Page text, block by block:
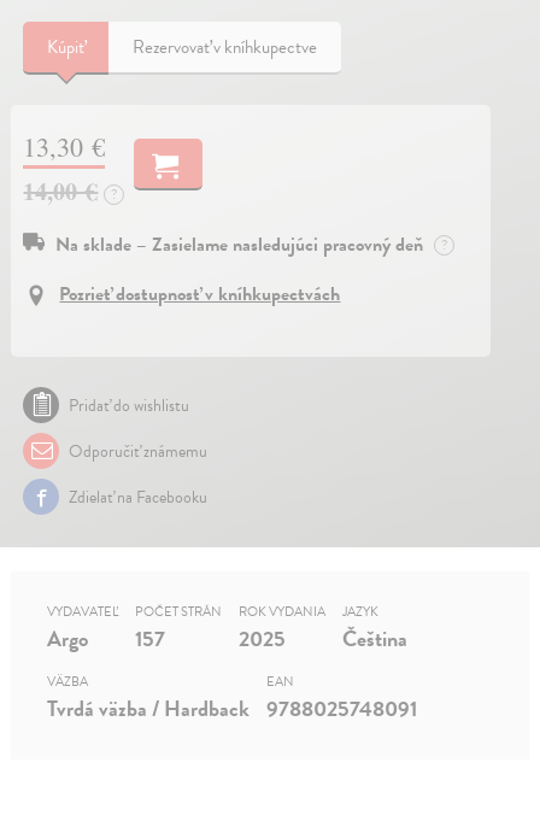
Kúpiť Rezervovať v kníhkupectve
13,30 €
14,00 €
?
Na sklade – Zasielame nasledujúci pracovný deň ?
Pozrieť dostupnosť v kníhkupectvách
Pridať do wishlistu
Odporučiť známemu
Zdielať na Facebooku
VYDAVATEĽ
Argo
POČET STRÁN
157
ROK VYDANIA
2025
JAZYK
Čeština
VÄZBA
Tvrdá väzba / Hardback
EAN
9788025748091